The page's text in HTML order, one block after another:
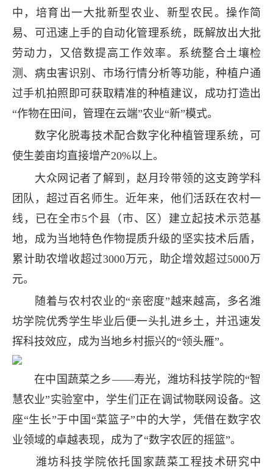
中，培育出一大批新型农业、新型农民。操作简
易、可迅速上手的自动化管理系统，既解放出大批
劳动力，又倍数提高工作效率。系统整合土壤检
测、病虫害识别、市场行情分析等功能，种植户通
过手机拍照即可获取精准的种植建议，成功打造出
“作物在田间，管理在云端”农业“新”模式。
数字化脱毒技术配合数字化种植管理系统，可
使生姜亩均直接增产20%以上。
大众网记者了解到，赵月玲带领的这支跨学科
团队，超过百名师生。近年来，他们活跃在农村一
线，已在全市5个县（市、区）建立起技术示范基
地，成为当地特色作物提质升级的坚实技术后盾，
累计助农增收超过3000万元，助企增效超过5000万
元。
随着与农村农业的“亲密度”越来越高，多名潍
坊学院优秀学生毕业后便一头扎进乡土，并迅速发
挥科技效应，成为当地乡村振兴的“领头雁”。
在中国蔬菜之乡——寿光，潍坊科技学院的“智
慧农业”实验室中，学生们正在调试物联网设备。这
座“生长”于中国“菜篮子”中的大学，凭借在数字农
业领域的卓越表现，成为了“数字农匠的摇篮”。
潍坊科技学院依托国家蔬菜工程技术研究中